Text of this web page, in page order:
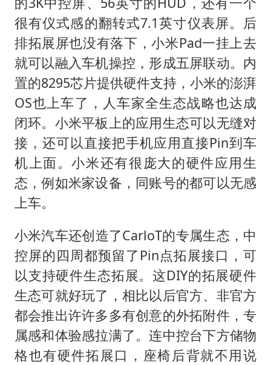
很有仪式感的翻转式7.1英寸仪表屏。后
排拓展屏也没有落下，小米Pad一挂上去
就可以融入车机操控，形成五屏联动。内
置的8295芯片提供硬件支持，小米的澎湃
OS也上车了，人车家全生态战略也达成
闭环。小米平板上的应用生态可以无缝对
接，还可以直接把手机应用直接Pin到车
机上面。小米还有很庞大的硬件应用生
态，例如米家设备，同账号的都可以无感
上车。
小米汽车还创造了CarloT的专属生态，中
控屏的四周都预留了Pin点拓展接口，可
以支持硬件生态拓展。这DIY的拓展硬件
生态可就好玩了，相比以后官方、非官方
都会推出许许多多有创意的外拓附件，专
属感和体验感拉满了。连中控台下方储物
格也有硬件拓展口，座椅后背就不用说